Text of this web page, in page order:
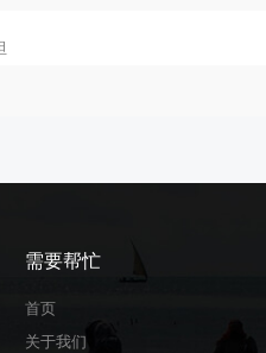
需要帮忙
首页
关于我们